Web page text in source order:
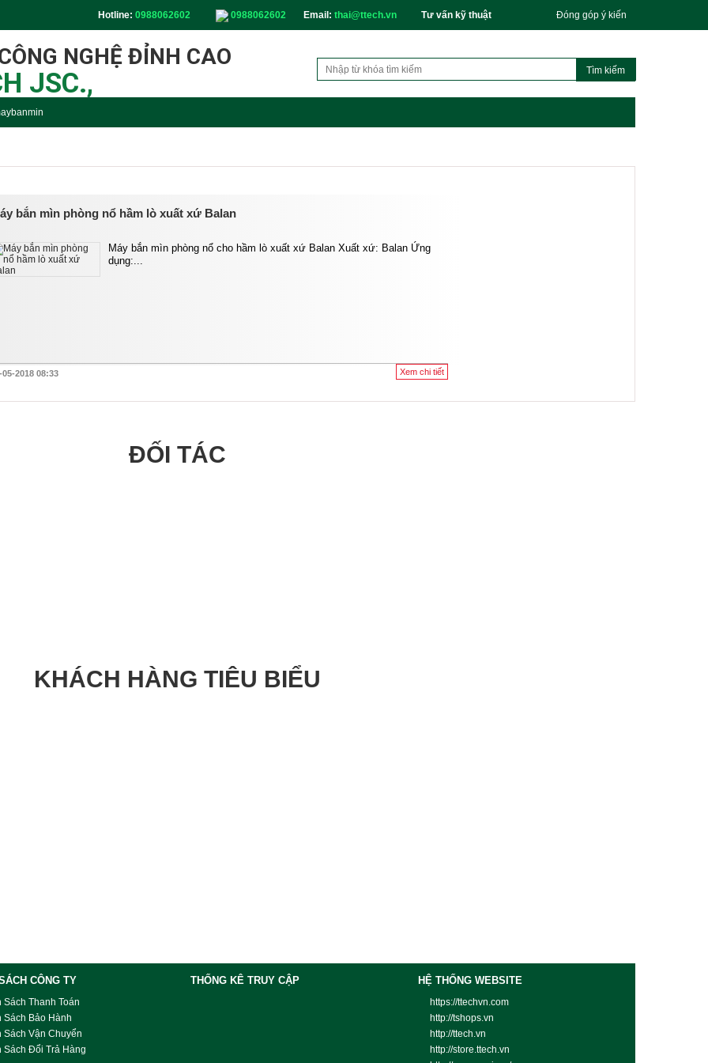
Hotline: 0988062602 0988062602 Email: thai@ttech.vn Tư vấn kỹ thuật Đóng góp ý kiến
NGHỆ ĐỈNH CAO
JSC.,
bắn mìn phòng nổ hầm lò xuất xứ Balan
Máy bắn mìn phòng nổ cho hầm lò xuất xứ Balan Xuất xứ: Balan Ứng
dụng:...
05-2018 08:33 Xem chi tiết
ĐỐI TÁC
KHÁCH HÀNG TIÊU BIỂU
CÔNG TY
Sách Thanh Toán
Sách Bảo Hành
Sách Vận Chuyển
Sách Đổi Trả Hàng
THỐNG KÊ TRUY CẬP HỆ THỐNG WEBSITE
https://ttechvn.com
http://tshops.vn
http://ttech.vn
http://store.ttech.vn